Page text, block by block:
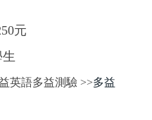
元
英語多益測驗 >>多益